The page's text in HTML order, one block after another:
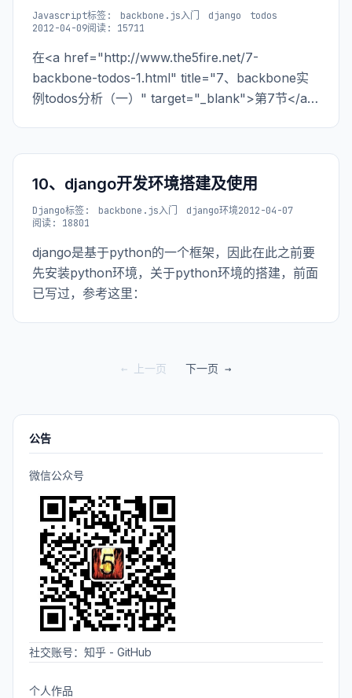
Javascript标签: backbone.js入门 django
todos
2012-04-09阅读: 15711
在<a href="http://www.the5fire.net/7-
backbone-todos-1.html" title="7、backbone实
例todos分析（一）" target="_blank">第7节</a>
10、django开发环境搭建及使用
Django标签: backbone.js入门 django环境2012-04-07
阅读: 18801
django是基于python的一个框架，因此在此之前要
先安装python环境，关于python环境的搭建，前面
已写过，参考这里：
← 上一页 下一页 →
公告
微信公众号
社交账号： 知乎 - GitHub
个人作品